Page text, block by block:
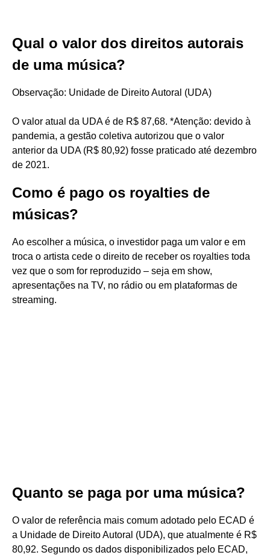
Qual o valor dos direitos autorais
de uma música?
Observação: Unidade de Direito Autoral (UDA)
O valor atual da UDA é de R$ 87,68. *Atenção: devido à
pandemia, a gestão coletiva autorizou que o valor
anterior da UDA (R$ 80,92) fosse praticado até dezembro
de 2021.
Como é pago os royalties de
músicas?
Ao escolher a música, o investidor paga um valor e em
troca o artista cede o direito de receber os royalties toda
vez que o som for reproduzido – seja em show,
apresentações na TV, no rádio ou em plataformas de
streaming.
Quanto se paga por uma música?
O valor de referência mais comum adotado pelo ECAD é
a Unidade de Direito Autoral (UDA), que atualmente é R$
80,92. Segundo os dados disponibilizados pelo ECAD,